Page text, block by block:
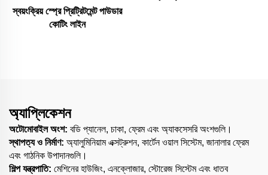
স্বয়ংক্রিয় স্প্রে প্রিট্রিটমেন্ট পাউডার
কোটিং লাইন
অ্যাপ্লিকেশন
অটোমোবাইল অংশ: বডি প্যানেল, চাকা, ফ্রেম এবং অ্যাকসেসরি অংশগুলি।
স্থাপত্য ও নির্মাণ: অ্যালুমিনিয়াম এক্সট্রুশন, কার্টেন ওয়াল সিস্টেম, জানালার ফ্রেম
এবং গাঠনিক উপাদানগুলি।
শিল্প যন্ত্রপাতি: মেশিনের হাউজিং, এনক্লোজার, স্টোরেজ সিস্টেম এবং ধাতব